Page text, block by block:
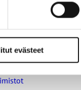
evästeet
liitto JHL
23, 00500
ovat JHL:lle